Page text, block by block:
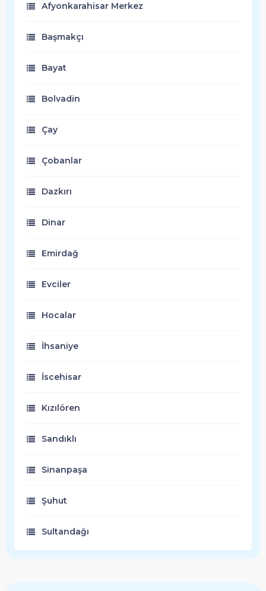
Afyonkarahisar Merkez
Başmakçı
Bayat
Bolvadin
Çay
Çobanlar
Dazkırı
Dinar
Emirdağ
Evciler
Hocalar
İhsaniye
İscehisar
Kızılören
Sandıklı
Sinanpaşa
Şuhut
Sultandağı